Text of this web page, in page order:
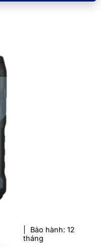
Bảo hành: 12
tháng